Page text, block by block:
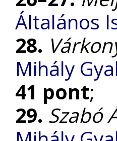
Általános
28.
Mihály
41 pont;
29. Szabó